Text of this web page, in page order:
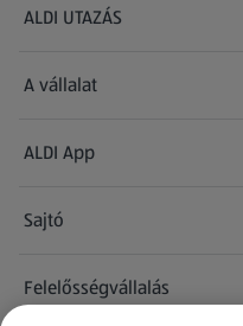
ALDI UTAZÁS
(új oldalon nyílik meg)
A vállalat
ALDI App
Sajtó
Felelősségvállalás